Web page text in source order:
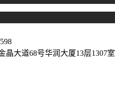
晶大道68号华润大厦13层1307室